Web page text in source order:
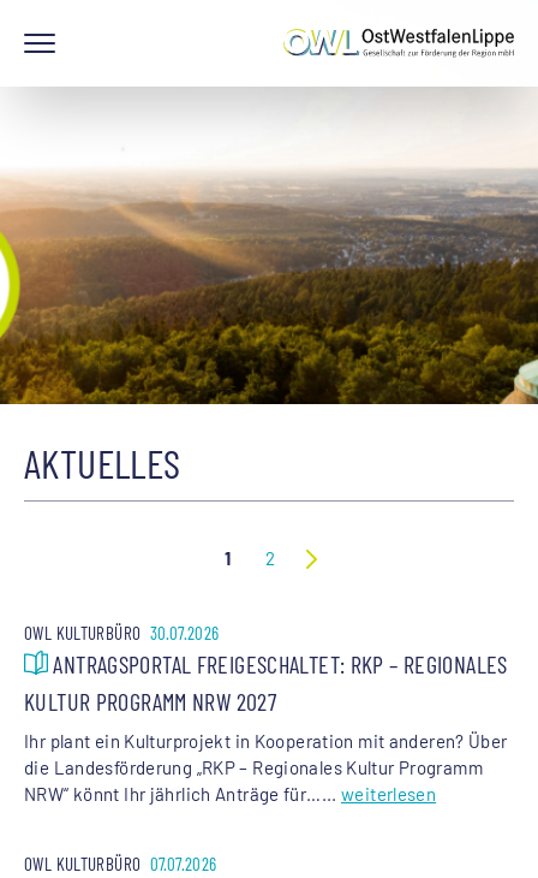
AKTUELLES
1 2
OWL KULTURBÜRO 30.07.2026
ANTRAGSPORTAL FREIGESCHALTET: RKP – REGIONALES
KULTUR PROGRAMM NRW 2027
Ihr plant ein Kulturprojekt in Kooperation mit anderen? Über
die Landesförderung „RKP – Regionales Kultur Programm
NRW“ könnt Ihr jährlich Anträge für…... weiterlesen
OWL KULTURBÜRO 07.07.2026